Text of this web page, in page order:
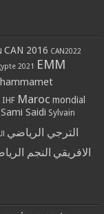
CAN 2016 CAN2022
2021 EMM
hammamet
IHF Maroc mondial
Sami Saidi Sylvain
الترجي الرياضي
الافريقي النجم